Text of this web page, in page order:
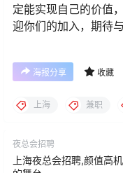
定能实现自己的价值
迎你们的加入，期待
海报分享 收藏
上海 兼职
夜总会招聘
上海夜总会招聘,颜值高